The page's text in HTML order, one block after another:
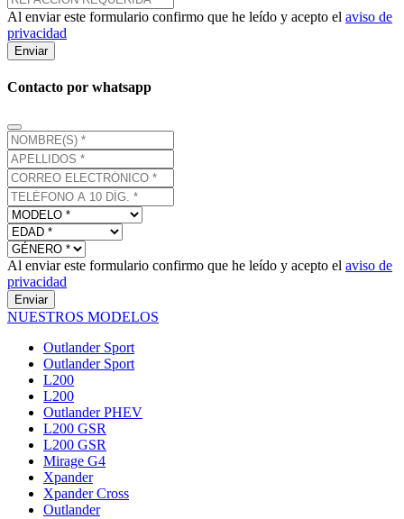
Al enviar este formulario confirmo que he leído y acepto el aviso de
privacidad
Enviar
Contacto por whatsapp
Al enviar este formulario confirmo que he leído y acepto el aviso de
privacidad
Enviar
NUESTROS MODELOS
Outlander Sport
Outlander Sport
L200
L200
Outlander PHEV
L200 GSR
L200 GSR
Mirage G4
Xpander
Xpander Cross
Outlander